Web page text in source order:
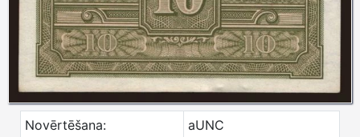
Novērtēšana:
aUNC